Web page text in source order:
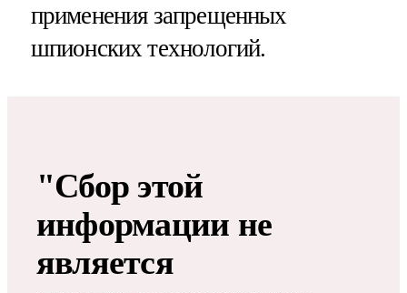
применения запрещенных
шпионских технологий.
"Сбор этой
информации не
является